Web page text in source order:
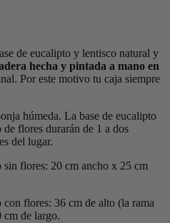
de eucalipto y lentisco natural y
hecha y pintada a mano en
Por este motivo tu caja siempre
húmeda. La base de eucalipto
flores durarán de 1 a dos
del lugar.
flores: 20 cm ancho x 25 cm
flores: 36 cm de alto (la rama
cm de largo.